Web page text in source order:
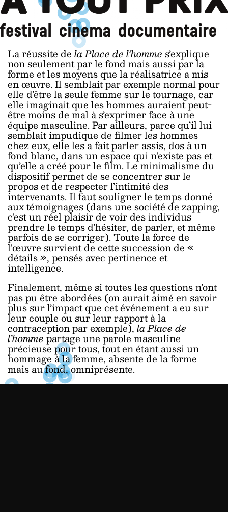
La réussite dela Place de l’homme s’explique
non seulement par le fond mais aussi par la
forme et les moyens que la réalisatrice a mis
en œuvre. Il semblait par exemple normal pour
elle d’être la seule femme sur le tournage, car
elle imaginait que les hommes auraient peut-
être moins de mal à s’exprimer face à une
équipe masculine. Par ailleurs, parce qu’il lui
semblait impudique de filmer les hommes
chez eux, elle les a fait parler assis, dos à un
fond blanc, dans un espace qui n’existe pas et
qu’elle a créé pour le film. Le minimalisme du
dispositif permet de se concentrer sur le
propos et de respecter l’intimité des
intervenants. Il faut souligner le temps donné
aux témoignages (dans une société de zapping,
c’est un réel plaisir de voir des individus
prendre le temps d’hésiter, de parler, et même
parfois de se corriger). Toute la force de
l’œuvre survient de cette succession de «
détails », pensés avec pertinence et
intelligence.
Finalement, même si toutes les questions n’ont
pas pu être abordées (on aurait aimé en savoir
plus sur l’impact que cet événement a eu sur
leur couple ou sur leur rapport à la
contraception par exemple),la Place de
l’hommepartage une parole masculine
précieuse pour tous, tout en étant aussi un
hommage à la femme, absente de la forme
mais au fond, omniprésente.